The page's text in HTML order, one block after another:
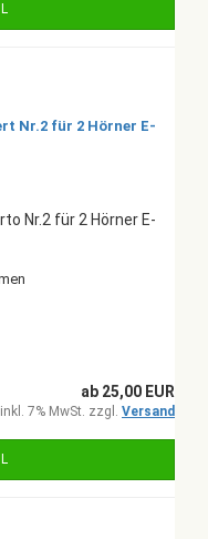
Nr.2 für 2 Hörner E-
ab 25,00 EUR
inkl. 7% MwSt. zzgl. Versand